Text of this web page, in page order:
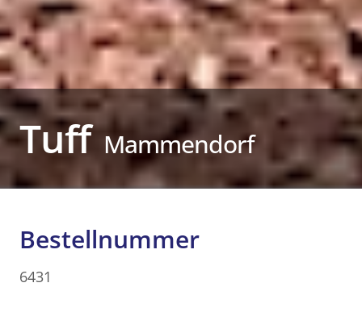
Tuff Mammendorf
Bestellnummer
6431